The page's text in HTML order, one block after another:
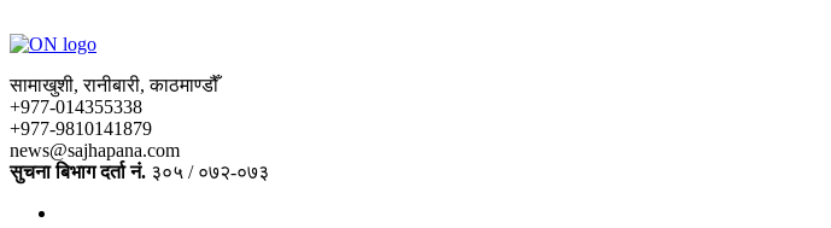
सामाखुशी, रानीबारी, काठमाण्डौँ
+977-014355338
+977-9810141879
news@sajhapana.com
सुचना बिभाग दर्ता नं. ३०५ / ०७२-०७३